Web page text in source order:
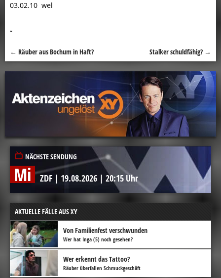
03.02.10 wel
„
Beitragsnavigation
← Räuber aus Bochum in Haft? Stalker schuldfähig? →
NÄCHSTE SENDUNG
Mi ZDF | 19.08.2026 | 20:15 Uhr
AKTUELLE FÄLLE AUS XY
Von Familienfest verschwunden
Wer hat Inga (5) noch gesehen?
Wer erkennt das Tattoo?
Räuber überfallen Schmuckgeschäft